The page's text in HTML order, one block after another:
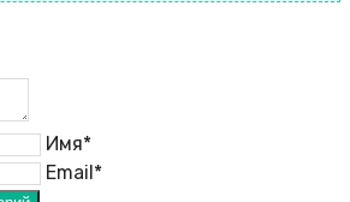
Имя*
Email*